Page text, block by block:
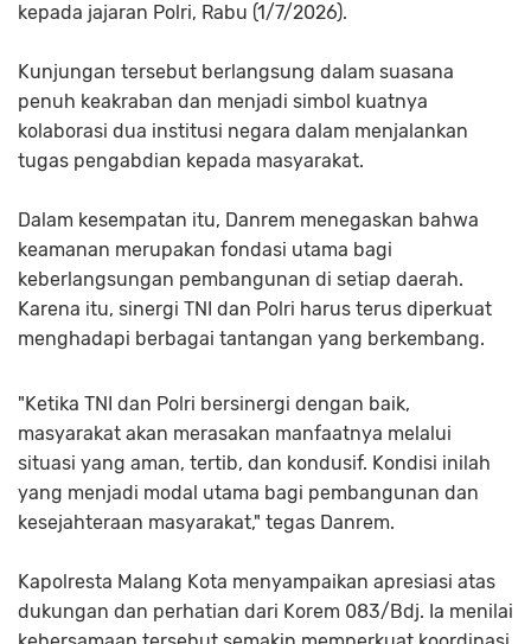
kepada jajaran Polri, Rabu (1/7/2026).
Kunjungan tersebut berlangsung dalam suasana
penuh keakraban dan menjadi simbol kuatnya
kolaborasi dua institusi negara dalam menjalankan
tugas pengabdian kepada masyarakat.
Dalam kesempatan itu, Danrem menegaskan bahwa
keamanan merupakan fondasi utama bagi
keberlangsungan pembangunan di setiap daerah.
Karena itu, sinergi TNI dan Polri harus terus diperkuat
menghadapi berbagai tantangan yang berkembang.
"Ketika TNI dan Polri bersinergi dengan baik,
masyarakat akan merasakan manfaatnya melalui
situasi yang aman, tertib, dan kondusif. Kondisi inilah
yang menjadi modal utama bagi pembangunan dan
kesejahteraan masyarakat," tegas Danrem.
Kapolresta Malang Kota menyampaikan apresiasi atas
dukungan dan perhatian dari Korem 083/Bdj. Ia menilai